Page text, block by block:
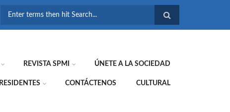
REVISTA SPMI ÚNETE A LA SOCIEDAD
RESIDENTES CONTÁCTENOS CULTURAL